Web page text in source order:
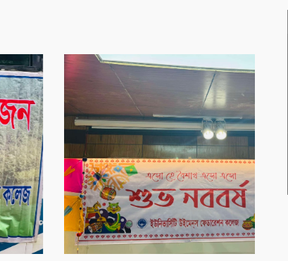
বাংলা নববর্ষ ১৪৩২ উদযাপন